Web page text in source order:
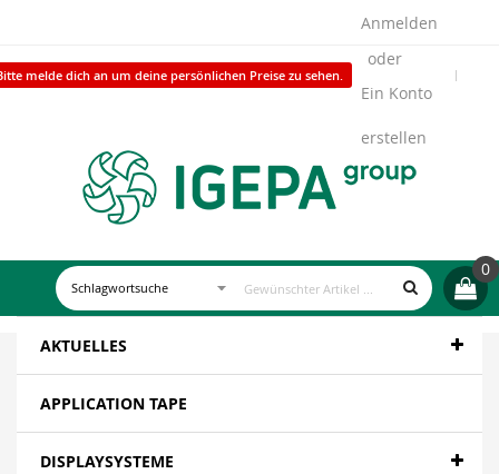
melde dich an um deine persönlichen Preise zu sehen.
Anmelden
Ein Konto
erstellen
0
AKTUELLES
APPLICATION TAPE
DISPLAYSYSTEME